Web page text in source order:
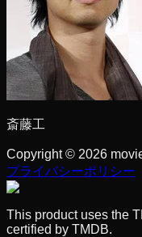
斎藤工
Copyright © 2026
プライバシーポリシー
This product uses the
certified by TMDB.